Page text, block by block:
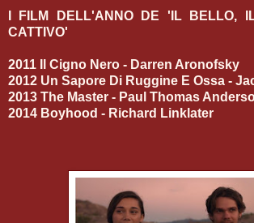
I FILM DELL'ANNO DE 'IL BELLO,
CATTIVO'
2011 Il Cigno Nero - Darren Aronofsky
2012 Un Sapore Di Ruggine E Ossa -
2013 The Master - Paul Thomas
2014 Boyhood - Richard Linklater